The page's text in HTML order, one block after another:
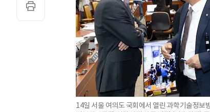
14일 서울 여의도 국회에서 열린 과학기술정보